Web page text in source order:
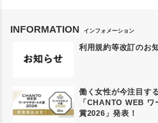
INFORMATION インフォメーション
利用規約等改訂のお
働く女性が今注目す
「CHANTO WEB
賞2026」発表！